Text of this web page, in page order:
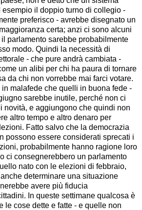
il doppio turno di collegio -
preferisco - avrebbe disegnato un
certa; anzi ci sono alcuni
parlamento sarebbe probabilmente
modo. Quindi la necessità di
- che pure andrà cambiata -
un alibi per chi ha paura di tornare
da chi non vorrebbe mai farci votare.
malafede che quelli in buona fede -
sarebbe inutile, perché non ci
novità, e aggiungono che quindi non
altro tempo e altro denaro per
Fatto salvo che la democrazia
possono essere considerati sprecati i
probabilmente hanno ragione loro
ci consegnerebbero un parlamento
nato con le elezioni di febbraio,
determinare una situazione
avere più fiducia
In queste settimane qualcosa è
le cose dette e fatte - e quelle non